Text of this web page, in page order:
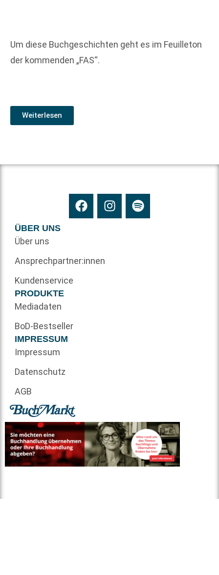
Um diese Buchgeschichten geht es im Feuilleton
der kommenden „FAS“.
Weiterlesen
ÜBER UNS
Über uns
Ansprechpartner:innen
Kundenservice
PRODUKTE
Mediadaten
BoD-Bestseller
IMPRESSUM
Impressum
Datenschutz
AGB